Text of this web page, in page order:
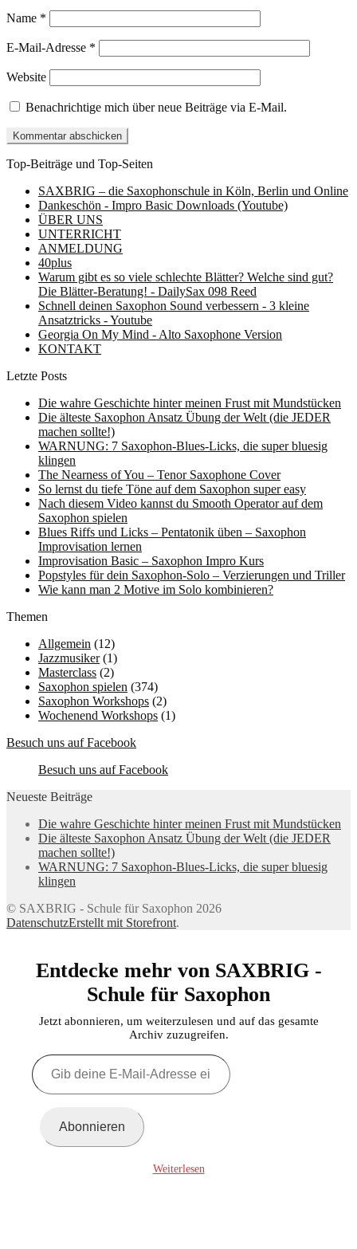
Name *
E-Mail-Adresse *
Website
Benachrichtige mich über neue Beiträge via E-Mail.
Top-Beiträge und Top-Seiten
SAXBRIG – die Saxophonschule in Köln, Berlin und Online
Dankeschön - Impro Basic Downloads (Youtube)
ÜBER UNS
UNTERRICHT
ANMELDUNG
40plus
Warum gibt es so viele schlechte Blätter? Welche sind gut?
Die Blätter-Beratung! - DailySax 098 Reed
Schnell deinen Saxophon Sound verbessern - 3 kleine
Ansatztricks - Youtube
Georgia On My Mind - Alto Saxophone Version
KONTAKT
Letzte Posts
Die wahre Geschichte hinter meinen Frust mit Mundstücken
Die älteste Saxophon Ansatz Übung der Welt (die JEDER
machen sollte!)
WARNUNG: 7 Saxophon-Blues-Licks, die super bluesig
klingen
The Nearness of You – Tenor Saxophone Cover
So lernst du tiefe Töne auf dem Saxophon super easy
Nach diesem Video kannst du Smooth Operator auf dem
Saxophon spielen
Blues Riffs und Licks – Pentatonik üben – Saxophon
Improvisation lernen
Improvisation Basic – Saxophon Impro Kurs
Popstyles für dein Saxophon-Solo – Verzierungen und Triller
Wie kann man 2 Motive im Solo kombinieren?
Themen
Allgemein (12)
Jazzmusiker(1)
Masterclass (2)
Saxophon spielen (374)
Saxophon Workshops (2)
Wochenend Workshops (1)
Besuch uns auf Facebook
Besuch uns auf Facebook
Neueste Beiträge
Die wahre Geschichte hinter meinen Frust mit Mundstücken
Die älteste Saxophon Ansatz Übung der Welt (die JEDER
machen sollte!)
WARNUNG: 7 Saxophon-Blues-Licks, die super bluesig
klingen
© SAXBRIG - Schule für Saxophon 2026
DatenschutzErstellt mit Storefront.
Entdecke mehr von SAXBRIG -
Schule für Saxophon
Jetzt abonnieren, um weiterzulesen und auf das gesamte
Archiv zuzugreifen.
Gib
deine
E-
Abonnieren
Weiterlesen